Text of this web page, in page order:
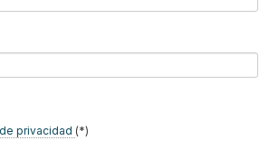
privacidad (*)